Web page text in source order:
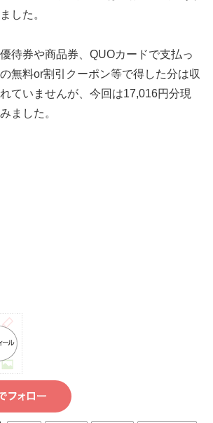
した。
待券や商品券、QUOカードで支払っ
無料or割引クーポン等で得した分は収
ていませんが、今回は17,016円分現
ました。